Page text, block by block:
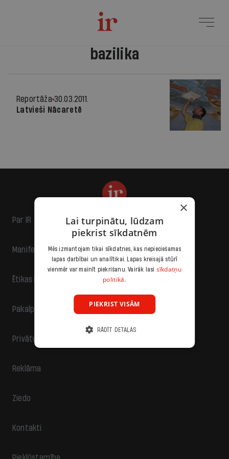
bazilika
Reportāža 30.03.2011.
Latvieši Nācaretē
Par IR
Manifests
Ētikas kodekss
Pakalpojumu sniegšanas noteikumi
Privātuma politika
Reklāma
Ziedo
Kontakti
×
Lai turpinātu, lūdzam
piekrist sīkdatnēm
Mēs izmantojam tikai sīkdatnes, kas nepieciešamas
lapas darbībai un analītikai. Lapas kreisajā stūrī
vienmēr var mainīt piekrišanu. Vairāk lasi sīkdatņu
politikā.
PIEKRIST VISĀM
RĀDĪT DETAĻAS